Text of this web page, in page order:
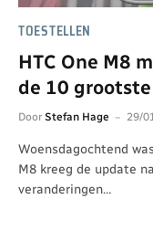
TOESTELLEN
HTC One M8
de 10
Door Stefan Hage 29/
Woensdagochtend
M8 kreeg de update
veranderingen…